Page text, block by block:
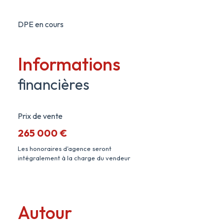
DPE en cours
Informations
financières
Prix de vente
265 000 €
Les honoraires d'agence seront
intégralement à la charge du vendeur
Autour